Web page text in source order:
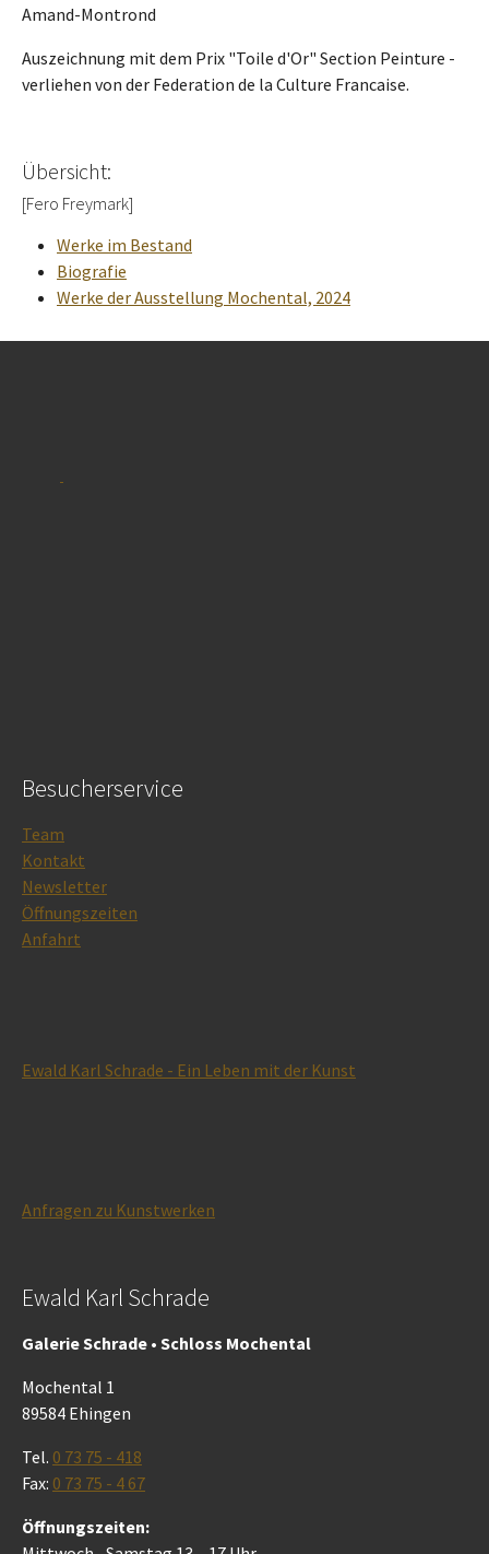
Amand-Montrond
Auszeichnung mit dem Prix "Toile d'Or" Section Peinture -
verliehen von der Federation de la Culture Francaise.
Übersicht:
[Fero Freymark]
Werke im Bestand
Biografie
Werke der Ausstellung Mochental, 2024
Besucherservice
Team
Kontakt
Newsletter
Öffnungszeiten
Anfahrt
Ewald Karl Schrade - Ein Leben mit der Kunst
Anfragen zu Kunstwerken
Ewald Karl Schrade
Galerie Schrade • Schloss Mochental
Mochental 1
89584 Ehingen
Tel. 0 73 75 - 418
Fax: 0 73 75 - 4 67
Öffnungszeiten: